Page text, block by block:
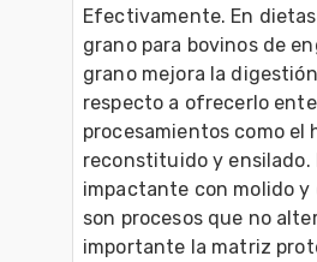
Efectivamente. En
grano para bovinos de
grano mejora la
respecto a ofrecerlo
procesamientos como el
reconstituido y ensilado.
impactante con molido y
son procesos que no
importante la matriz